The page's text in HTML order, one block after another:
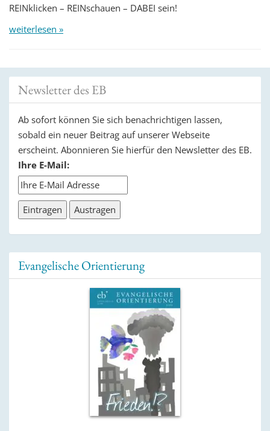
REINklicken – REINschauen – DABEI sein!
weiterlesen »
Newsletter des EB
Ab sofort können Sie sich benachrichtigen lassen,
sobald ein neuer Beitrag auf unserer Webseite
erscheint. Abonnieren Sie hierfür den Newsletter des EB.
Ihre E-Mail:
Evangelische Orientierung